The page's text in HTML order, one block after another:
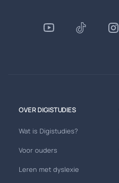
OVER DIGISTUDIES
Wat is Digistudies?
Voor ouders
Leren met dyslexie